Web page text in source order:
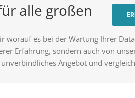
alle großen
worauf es bei der Wartung Ihrer
Erfahrung, sondern auch von
Angebot und